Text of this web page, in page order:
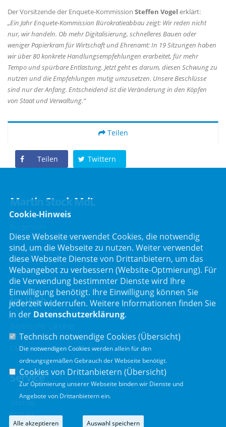
Der Vorsitzende der Enquete-Kommission Steffen Vogel erklärt:
Ein Jahr Enquete-Kommission Bürokratieabbau zeigt: Wir reden nicht
nur, wir handeln. Ob mehr Digitalisierung, schnelleres Bauen oder
weniger Papierkram für Wirtschaft und Ehrenamt: In 19 Sitzungen haben
wir über 80 konkrete Handlungsempfehlungen erarbeitet, für mehr
Tempo und spürbare Entlastung. Jetzt geht es darum, diesen Schwung zu
nutzen und die Empfehlungen mutig umzusetzen. Unsere Beschlüsse
sind nur der Anfang. Entscheidend ist die Veränderung in den Köpfen
von Staat und Verwaltung.“
Teilen
Teilen Twittern
Martin Stock MdL
Bürgerbüro
Schafbrückenweg 10
63834 Sulzbach am Main
Telefon :06028 / 217 496 0
Telefax : 06028 / 217 496 9
Im Web
CSU Landtagsfraktion
CSU Kreisverband Miltenberg
Service
Sitemap
Kontakt
Impressum
Cookie-Hinweis
Diese Webseite verwendet Cookies, die notwendig
sind, um die Webseite zu nutzen. Weiter verwendet
diese Webseite Dienste von Drittanbietern, um das
Webangebot zu verbessern (Website-Optmierung). Für
die Verwendung bestimmter Dienste wird Ihre
Einwilligung benötigt. Ihre Einwilligung können Sie
jederzeit widerrufen. Weitere Informationen finden Sie
in der Datenschutzerklärung.
Technisch notwendige Cookies (Übersicht)
Die notwendigen Cookies werden allein für den
ordnungsgemäßen Gebrauch der Webseite benötigt.
Cookies von Drittanbietern (Übersicht)
Zur Optimierung unserer Webseite binden wir Dienste und
Angebote von Drittanbietern ein.
Alle akzeptieren Auswahl speichern